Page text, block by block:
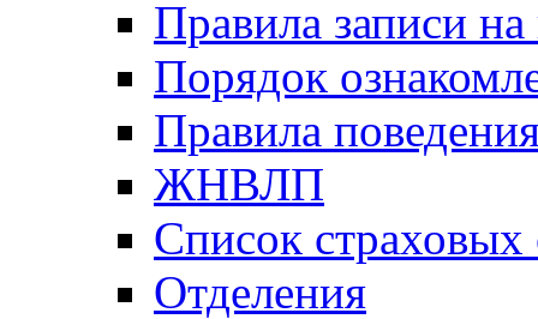
Правила записи
Порядок
Правила
ЖНВЛП
Список страховых
Отделения